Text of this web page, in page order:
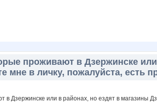
проживают в Дзержинске
мне в личку, пожалуйста, есть